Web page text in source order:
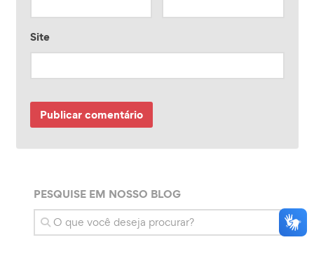
Site
PESQUISE EM NOSSO BLOG